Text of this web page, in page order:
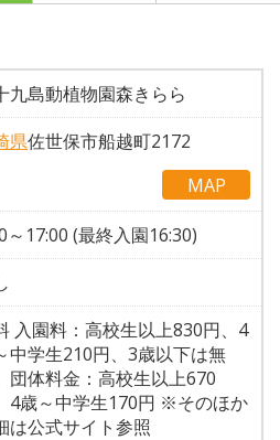
九島動植物園森きらら
県佐世保市船越町2172
MAP
～17:00 (最終入園16:30)
入園料：高校生以上830円、4
中学生210円、3歳以下は無
団体料金：高校生以上670
4歳～中学生170円 ※そのほか
は公式サイト参照